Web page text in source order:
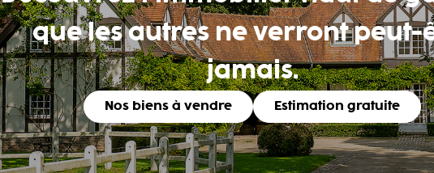
que les autres ne verront peut-
jamais.
Nos biens à vendre Estimation gratuite